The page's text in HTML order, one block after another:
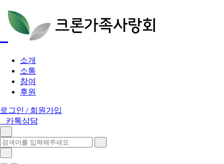
소개
소통
참여
후원
로그인 / 회원가입
카톡상담